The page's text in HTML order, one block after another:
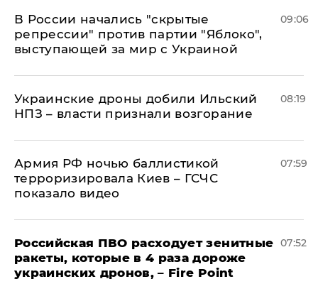
В России начались "скрытые
репрессии" против партии "Яблоко",
выступающей за мир с Украиной
09:06
Украинские дроны добили Ильский
НПЗ – власти признали возгорание
08:19
Армия РФ ночью баллистикой
терроризировала Киев – ГСЧС
показало видео
07:59
Российская ПВО расходует зенитные
ракеты, которые в 4 раза дороже
украинских дронов, – Fire Point
07:52